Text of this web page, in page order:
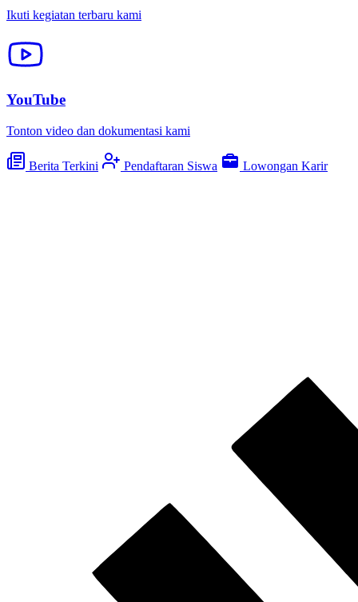
Ikuti kegiatan terbaru kami
YouTube
Tonton video dan dokumentasi kami
Berita Terkini Pendaftaran Siswa Lowongan Karir